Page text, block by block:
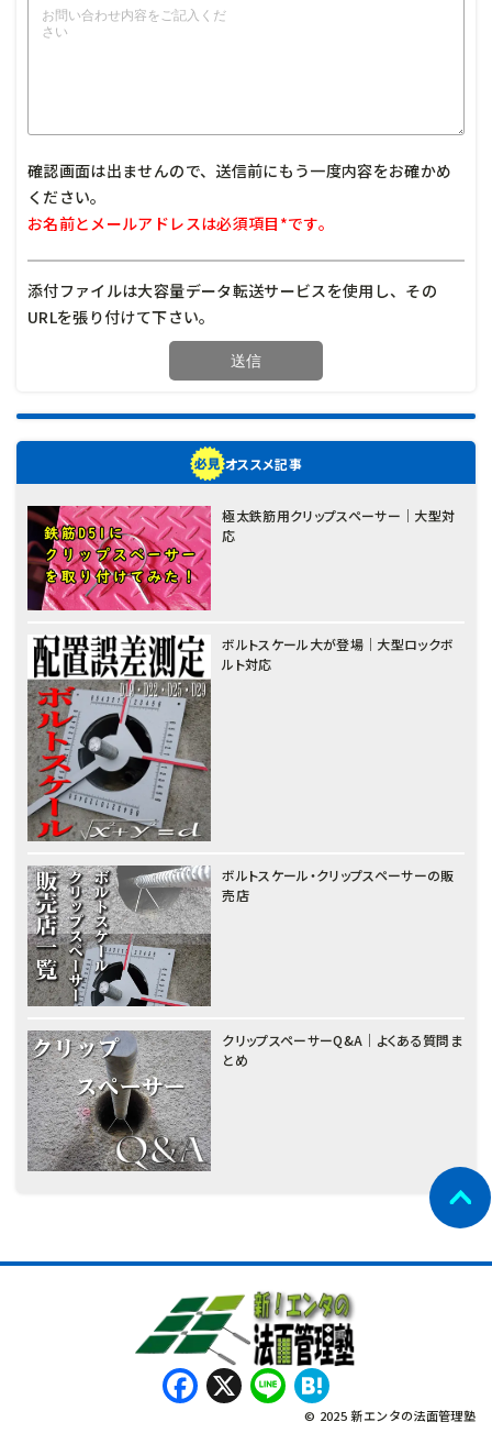
確認画面は出ませんので、送信前にもう一度内容をお確かめ
ください。
お名前とメールアドレスは必須項目*です。
添付ファイルは大容量データ転送サービスを使用し、その
URLを張り付けて下さい。
オススメ記事
極太鉄筋用クリップスペーサー｜大型対
応
ボルトスケール大が登場｜大型ロックボ
ルト対応
ボルトスケール・クリップスペーサーの販
売店
クリップスペーサーQ&A｜よくある質問ま
とめ
Facebook
X Line
© 2025 新エンタの法面管理塾